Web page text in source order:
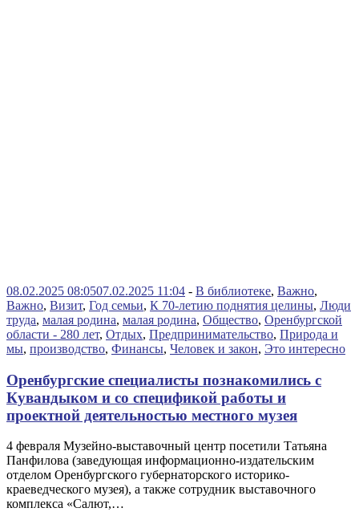
08.02.2025 08:0507.02.2025 11:04 - В библиотеке, Важно,
Важно, Визит, Год семьи, К 70-летию поднятия целины, Люди
труда, малая родина, малая родина, Общество, Оренбургской
области - 280 лет, Отдых, Предпринимательство, Природа и
мы, производство, Финансы, Человек и закон, Это интересно
Оренбургские специалисты познакомились с
Кувандыком и со спецификой работы и
проектной деятельностью местного музея
4 февраля Музейно-выставочный центр посетили Татьяна
Панфилова (заведующая информационно-издательским
отделом Оренбургского губернаторского историко-
краеведческого музея), а также сотрудник выставочного
комплекса «Салют,…